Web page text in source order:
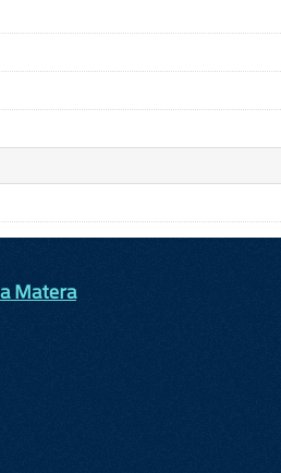
Matera